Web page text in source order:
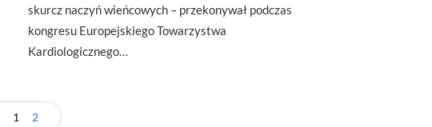
skurcz naczyń wieńcowych – przekonywał podczas
kongresu Europejskiego Towarzystwa
Kardiologicznego…
1 2